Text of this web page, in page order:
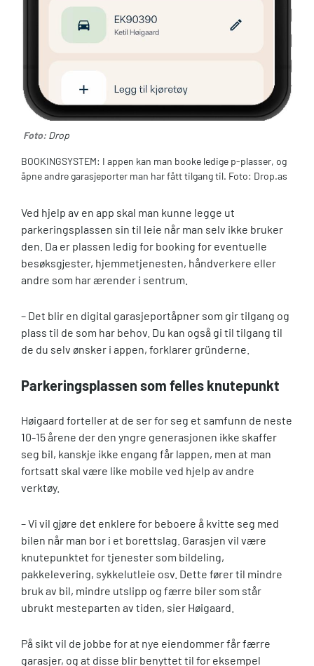
Foto: Drop
BOOKINGSYSTEM: I appen kan man booke ledige p-plasser, og
åpne andre garasjeporter man har fått tilgang til. Foto: Drop.as
Ved hjelp av en app skal man kunne legge ut
parkeringsplassen sin til leie når man selv ikke bruker
den. Da er plassen ledig for booking for eventuelle
besøksgjester, hjemmetjenesten, håndverkere eller
andre som har ærender i sentrum.
– Det blir en digital garasjeportåpner som gir tilgang og
plass til de som har behov. Du kan også gi til tilgang til
de du selv ønsker i appen, forklarer gründerne.
Parkeringsplassen som felles knutepunkt
Høigaard forteller at de ser for seg et samfunn de neste
10-15 årene der den yngre generasjonen ikke skaffer
seg bil, kanskje ikke engang får lappen, men at man
fortsatt skal være like mobile ved hjelp av andre
verktøy.
– Vi vil gjøre det enklere for beboere å kvitte seg med
bilen når man bor i et borettslag. Garasjen vil være
knutepunktet for tjenester som bildeling,
pakkelevering, sykkelutleie osv. Dette fører til mindre
bruk av bil, mindre utslipp og færre biler som står
ubrukt mesteparten av tiden, sier Høigaard.
På sikt vil de jobbe for at nye eiendommer får færre
garasjer, og at disse blir benyttet til for eksempel